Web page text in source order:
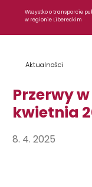
Wszystko o transporcie
w regionie Libereckim
Aktualności
Przerwy
kwietnia
8. 4. 2025